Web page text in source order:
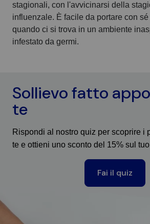
stagionali, con l'avvicinarsi della
influenzale. È facile da portare con
quando ci si trova in un ambiente
infestato da germi.
Sollievo fatto
te
Rispondi al nostro quiz per scoprire i
te e ottieni uno sconto del 15% sul
Fai il quiz